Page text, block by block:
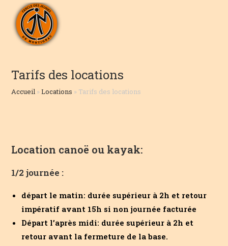
content
Tarifs des locations
Accueil »Locations » Tarifs des locations
Location canoë ou kayak:
1/2 journée :
départ le matin: durée supérieur à 2h et retour
impératif avant 15h si non journée facturée
Départ l’après midi: durée supérieur à 2h et
retour avant la fermeture de la base.